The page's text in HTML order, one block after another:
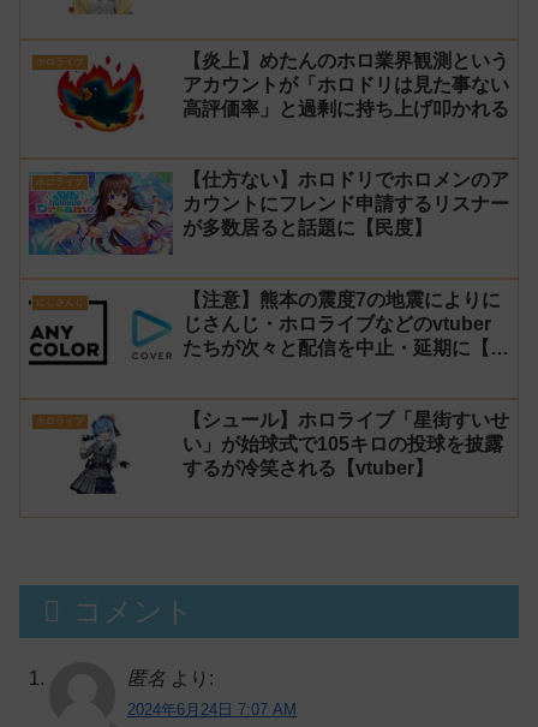
ホロライブ
【炎上】めたんのホロ業界観測という
アカウントが「ホロドリは見た事ない
高評価率」と過剰に持ち上げ叩かれる
ホロライブ
【仕方ない】ホロドリでホロメンのア
カウントにフレンド申請するリスナー
が多数居ると話題に【民度】
にじさんじ
【注意】熊本の震度7の地震によりに
じさんじ・ホロライブなどのvtuber
たちが次々と配信を中止・延期に【不
ホロライブ
【シュール】ホロライブ「星街すいせ
い」が始球式で105キロの投球を披露
するが冷笑される【vtuber】
コメント
匿名 より:
2024年6月24日 7:07 AM